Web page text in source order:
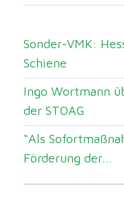
Sonder-VMK:
Schiene
Ingo Wortmann
der STOAG
“Als
Förderung der...